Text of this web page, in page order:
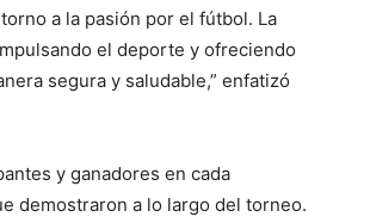
a la pasión por el fútbol. La
el deporte y ofreciendo
segura y saludable,” enfatizó
y ganadores en cada
demostraron a lo largo del torneo.